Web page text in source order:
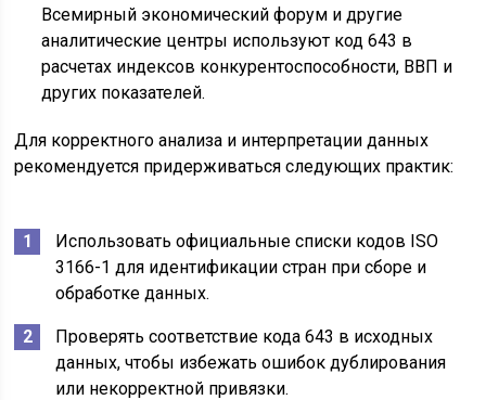
Всемирный экономический форум и другие
аналитические центры используют код 643 в
расчетах индексов конкурентоспособности, ВВП и
других показателей.
Для корректного анализа и интерпретации данных
рекомендуется придерживаться следующих практик:
Использовать официальные списки кодов ISO
3166-1 для идентификации стран при сборе и
обработке данных.
Проверять соответствие кода 643 в исходных
данных, чтобы избежать ошибок дублирования
или некорректной привязки.